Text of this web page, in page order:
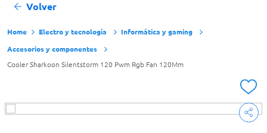
Volver
Electro y tecnología
Informática y gaming
Accesorios y componentes
Cooler Sharkoon Silentstorm 120 Pwm Rgb Fan 120Mm
Yerba
Cerveza
Papas Fritas